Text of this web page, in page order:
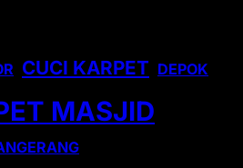
CUCI KARPET DEPOK
MASJID